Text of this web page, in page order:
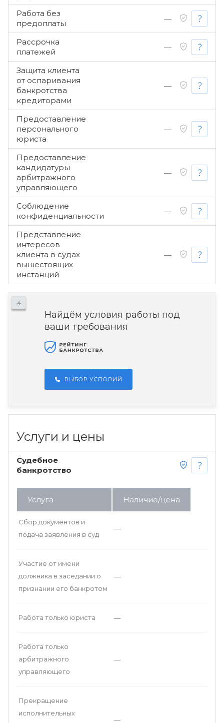
Работа без
предоплаты
—
Рассрочка
платежей
—
Защита клиента
от оспаривания
банкротства
кредиторами
—
Предоставление
персонального
юриста
—
Предоставление
кандидатуры
арбитражного
управляющего
—
Соблюдение
конфиденциальности
—
Представление
интересов
клиента в судах
вышестоящих
инстанций
—
4
Найдём условия работы под
ваши требования
ВЫБОР УСЛОВИЙ
Услуги и цены
Судебное
банкротство
Услуга Наличие/цена
Сбор документов и
подача заявления в суд
—
Участие от имени
должника в заседании о
признании его банкротом
—
Работа только юриста —
Работа только
арбитражного
управляющего
—
Прекращение
исполнительных
—